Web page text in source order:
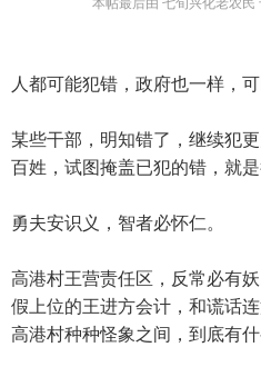
本帖最后由 七旬兴化老农
人都可能犯错，政府也一样，可
某些干部，明知错了，继续犯
百姓，试图掩盖已犯的错，就是
勇夫安识义，智者必怀仁。
高港村王营责任区，反常必有
假上位的王进方会计，和谎话
高港村种种怪象之间，到底有什